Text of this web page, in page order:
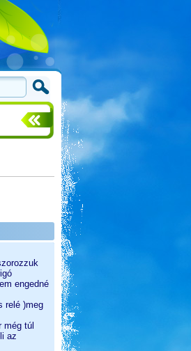
engedné
relé )meg
még túl
az